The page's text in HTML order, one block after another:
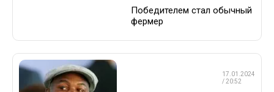
Победителем стал обычный
фермер
17.01.2024
/ 20:52